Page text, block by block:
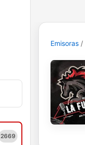
2669
Emisoras